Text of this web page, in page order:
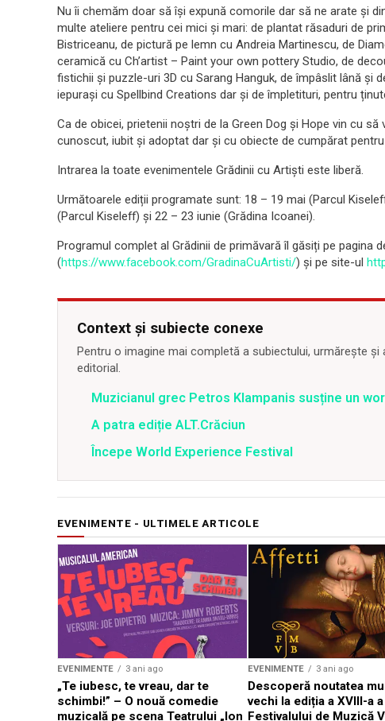
Nu îi chemăm doar să își expună comorile dar să ne arate și
multe ateliere pentru cei mici și mari: de plantat răsaduri de
Bistriceanu, de pictură pe lemn cu Andreia Martinescu, de
ceramică cu Ch’artist – Paint your own pottery Studio, de
fistichii și puzzle-uri 3D cu Sarang Hanguk, de împâslit lână și
iepurași cu Spellbind Creations dar și de împletituri, pentru
Ca de obicei, prietenii noștri de la Green Dog și Hope vin cu
cunoscut, iubit și adoptat dar și cu obiecte de cumpărat
Intrarea la toate evenimentele Grădinii cu Artiști este liberă.
Următoarele ediții programate sunt: 18 – 19 mai (Parcul
(Parcul Kiseleff) și 22 – 23 iunie (Grădina Icoanei).
Programul complet al Grădinii de primăvară îl găsiți pe pagina
(https://www.facebook.com/GradinaCuArtisti/) și pe site-ul
Context și subiecte conexe
Pentru o imagine mai completă a subiectului, urmărește
editorial.
Muzicianul grec Petros Klampanis susține un
A patra ediție ALT.Crăciun
Începe World Experience Festival
EVENIMENTE - ULTIMELE ARTICOLE
EVENIMENTE 3 ani ago
„Te iubesc, te vreau, dar te
schimbi!” – O nouă comedie
muzicală pe scena Teatrului „Ion
EVENIMENTE 3 ani ago
Descoperă noutatea
vechi la ediția a XVIII-a a
Festivalului de Muzică